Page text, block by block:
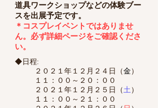
道具ワークショップなどの体験ブー
スを出展予定です。
＊コスプレイベントではありませ
ん。必ず詳細ページをご確認くださ
い。
◆日程:
​２０２１年１２月２４日（金）
１１：００～２０：００
２０２１年１２ 月２５ 日（土 ）
１１
：００～２１
：００